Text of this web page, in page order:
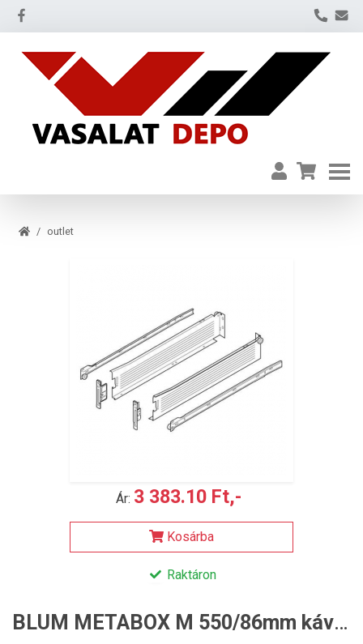
outlet
Ár: 3 383.10 Ft,-
Kosárba
Raktáron
BLUM METABOX M 550/86mm káva J+B